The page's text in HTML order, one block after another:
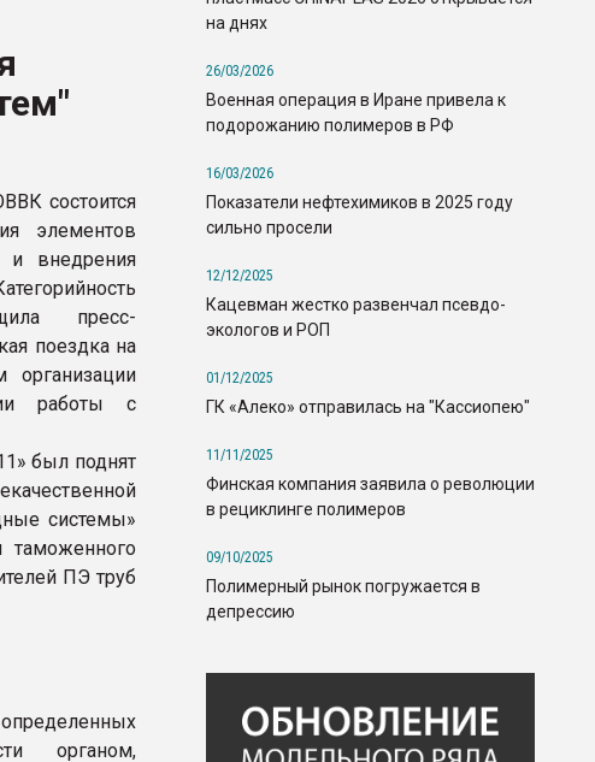
состоится
элементов
и внедрения
пресс-
поездка на
работы с
был поднят
системы»
ПЭ труб
органом,
на днях
26/03/2026
Военная операция в Иране привела к
подорожанию полимеров в РФ
16/03/2026
Показатели нефтехимиков в 2025 году
сильно просели
12/12/2025
Кацевман жестко развенчал псевдо-
экологов и РОП
01/12/2025
ГК «Алеко» отправилась на "Кассиопею"
11/11/2025
Финская компания заявила о революции
в рециклинге полимеров
09/10/2025
Полимерный рынок погружается в
депрессию